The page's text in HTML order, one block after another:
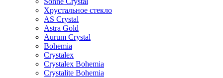
Хрустальное стекло
AS Crystal
Astra Gold
Aurum Crystal
Bohemia
Crystalex
Crystalex Bohemia
Crystalite Bohemia